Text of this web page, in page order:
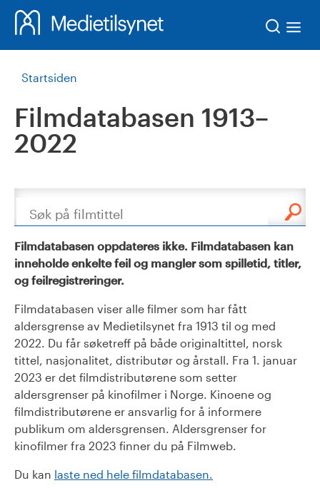
Startsiden
Filmdatabasen 1913–
2022
Søk
Filmdatabasen oppdateres ikke. Filmdatabasen kan
inneholde enkelte feil og mangler som spilletid, titler,
og feilregistreringer.
Filmdatabasen viser alle filmer som har fått
aldersgrense av Medietilsynet fra 1913 til og med
2022. Du får søketreff på både originaltittel, norsk
tittel, nasjonalitet, distributør og årstall. Fra 1. januar
2023 er det filmdistributørene som setter
aldersgrenser på kinofilmer i Norge. Kinoene og
filmdistributørene er ansvarlig for å informere
publikum om aldersgrensen. Aldersgrenser for
kinofilmer fra 2023 finner du på Filmweb.
Du kan laste ned hele filmdatabasen.